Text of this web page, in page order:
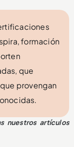
formación
que
provengan
nuestros artículos